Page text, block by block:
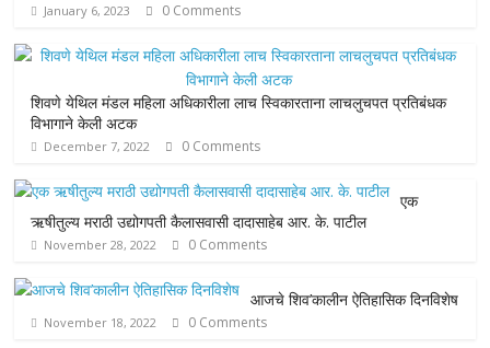
January 6, 2023 0 Comments
शिवणे येथिल मंडल महिला अधिकारीला लाच स्विकारताना लाचलुचपत प्रतिबंधक
विभागाने केली अटक
December 7, 2022 0 Comments
एक
ऋषीतुल्य मराठी उद्योगपती कैलासवासी दादासाहेब आर. के. पाटील
November 28, 2022 0 Comments
आजचे शिव’कालीन ऐतिहासिक दिनविशेष
November 18, 2022 0 Comments